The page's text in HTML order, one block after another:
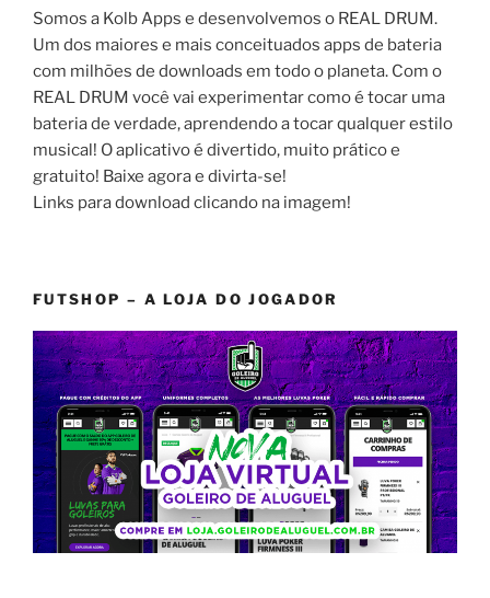
Somos a Kolb Apps e desenvolvemos o REAL DRUM.
Um dos maiores e mais conceituados apps de bateria
com milhões de downloads em todo o planeta. Com o
REAL DRUM você vai experimentar como é tocar uma
bateria de verdade, aprendendo a tocar qualquer estilo
musical! O aplicativo é divertido, muito prático e
gratuito! Baixe agora e divirta-se!
Links para download clicando na imagem!
FUTSHOP – A LOJA DO JOGADOR